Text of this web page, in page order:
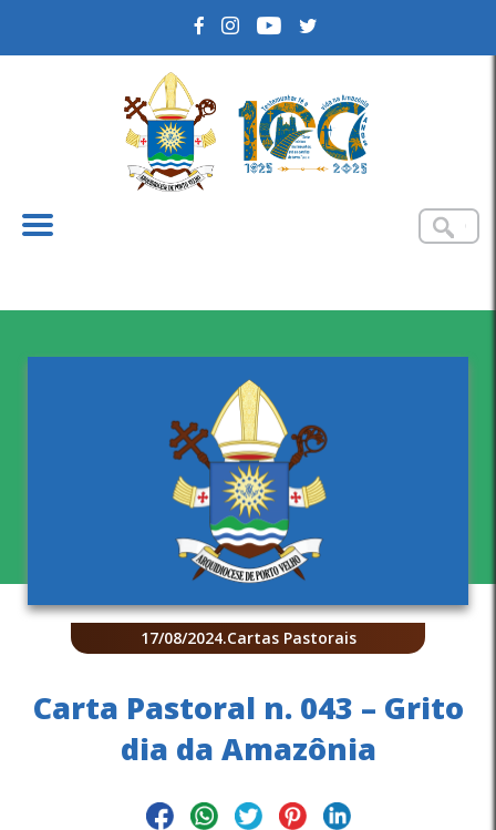
17/08/2024.Cartas Pastorais
Carta Pastoral n. 043 – Grito
dia da Amazônia